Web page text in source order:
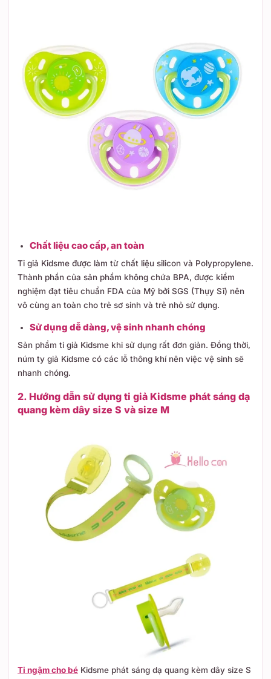
Chất liệu cao cấp, an toàn
Ti giả Kidsme được làm từ chất liệu silicon và Polypropylene.
Thành phần của sản phẩm không chứa BPA, được kiểm
nghiệm đạt tiêu chuẩn FDA của Mỹ bởi SGS (Thụy Sĩ) nên
vô cùng an toàn cho trẻ sơ sinh và trẻ nhỏ sử dụng.
Sử dụng dễ dàng, vệ sinh nhanh chóng
Sản phẩm ti giả Kidsme khi sử dụng rất đơn giản. Đồng thời,
núm ty giả Kidsme có các lỗ thông khí nên việc vệ sinh sẽ
nhanh chóng.
2. Hướng dẫn sử dụng ti giả Kidsme phát sáng dạ
quang kèm dây size S và size M
Ti ngậm cho bé Kidsme phát sáng dạ quang kèm dây size S